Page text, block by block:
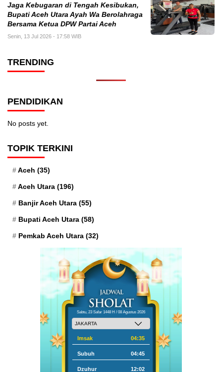
Jaga Kebugaran di Tengah Kesibukan,
Bupati Aceh Utara Ayah Wa Berolahraga
Bersama Ketua DPW Partai Aceh
Senin, 13 Jul 2026 - 17:58 WIB
TRENDING
PENDIDIKAN
No posts yet.
TOPIK TERKINI
Aceh (35)
Aceh Utara (196)
Banjir Aceh Utara (55)
Bupati Aceh Utara (58)
Pemkab Aceh Utara (32)
Sabtu, 23 Safar 1448 H / 08 Agustus 2026
Imsak 04:35
Subuh 04:45
Dzuhur 12:02